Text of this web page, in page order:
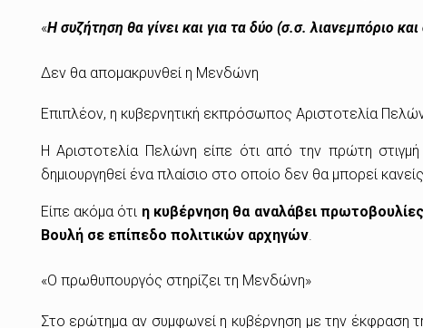
«Η συζήτηση θα γίνει και για τα δύο (σ.σ. λιανεμπόριο
Δεν θα απομακρυνθεί η Μενδώνη
Επιπλέον, η κυβερνητική εκπρόσωπος Αριστοτελία
Η Αριστοτελία Πελώνη είπε ότι από την πρώτη
δημιουργηθεί ένα πλαίσιο στο οποίο δεν θα μπορεί
Είπε ακόμα ότι η κυβέρνηση θα αναλάβει
Βουλή σε επίπεδο πολιτικών αρχηγών.
«Ο πρωθυπουργός στηρίζει τη Μενδώνη»
Στο ερώτημα αν συμφωνεί η κυβέρνηση με την έκφραση